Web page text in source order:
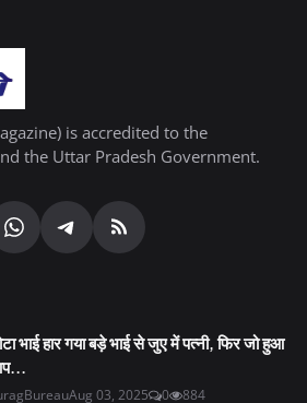
is accredited to the
the Uttar Pradesh Government.
भाई हार गया बड़े भाई से जुए में पत्नी, फिर जो हुआ
Aug 03, 2025 0 884